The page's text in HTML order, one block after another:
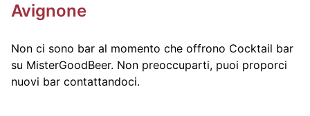
Avignone
Non ci sono bar al momento che offrono Cocktail bar
su MisterGoodBeer. Non preoccuparti, puoi proporci
nuovi bar contattandoci.